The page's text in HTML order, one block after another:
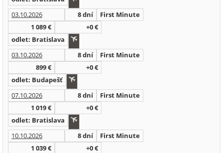
03.10.2026
8 dní
First Minute
1 089 €
+0 €
odlet: Bratislava
03.10.2026
8 dní
First Minute
899 €
+0 €
odlet: Budapešť
07.10.2026
8 dní
First Minute
1 019 €
+0 €
odlet: Bratislava
10.10.2026
8 dní
First Minute
1 039 €
+0 €